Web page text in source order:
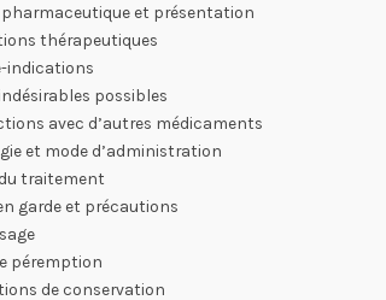
pharmaceutique et présentation
thérapeutiques
indications
possibles
avec d’autres médicaments
et mode d’administration
traitement
garde et précautions
péremption
de conservation